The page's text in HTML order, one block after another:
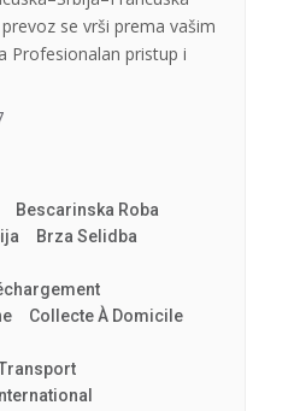
se vrši prema vašim
Profesionalan pristup i
Bescarinska Roba
Brza Selidba
Collecte À Domicile